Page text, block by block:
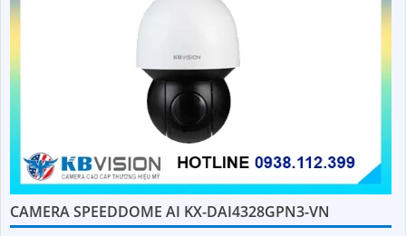
CAMERA SPEEDDOME AI KX-DAI4328GPN3-VN